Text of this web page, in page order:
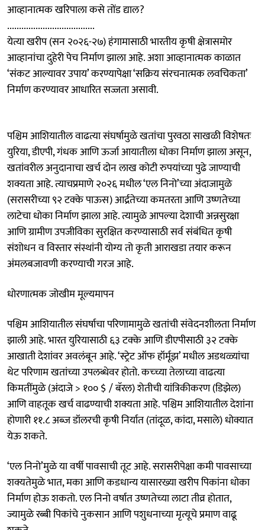
आव्हानात्मक खरिपाला कसे तोंड द्याल?
.....................................
येत्या खरीप (सन २०२६-२७) हंगामासाठी भारतीय कृषी क्षेत्रासमोर
आव्हानांचा दुहेरी पेच निर्माण झाला आहे. अशा आव्हानात्मक काळात
‘संकट आल्यावर उपाय’ करण्यापेक्षा ‘सक्रिय संरचनात्मक लवचिकता’
निर्माण करण्यावर आधारित सज्जता असावी.
पश्चिम आशियातील वाढत्या संघर्षामुळे खतांचा पुरवठा साखळी विशेषतः
युरिया, डीएपी, गंधक आणि ऊर्जा आयातीला धोका निर्माण झाला असून,
खतांवरील अनुदानाचा खर्च दोन लाख कोटी रुपयांच्या पुढे जाण्याची
शक्यता आहे. त्याचप्रमाणे २०२६ मधील ‘एल निनो’च्या अंदाजामुळे
(सरासरीच्या ९२ टक्के पाऊस) आर्द्रतेच्या कमतरता आणि उष्णतेच्या
लाटेचा धोका निर्माण झाला आहे. त्यामुळे आपल्या देशाची अन्नसुरक्षा
आणि ग्रामीण उपजीविका सुरक्षित करण्यासाठी सर्व संबंधित कृषी
संशोधन व विस्तार संस्थांनी योग्य तो कृती आराखडा तयार करून
अंमलबजावणी करण्याची गरज आहे.
धोरणात्मक जोखीम मूल्यमापन
पश्चिम आशियातील संघर्षाचा परिणामामुळे खतांची संवेदनशीलता निर्माण
झाली आहे. भारत युरियासाठी ६३ टक्के आणि डीएपीसाठी ३२ टक्के
आखाती देशांवर अवलंबून आहे. ‘स्ट्रेट ऑफ हॉर्मूझ’ मधील अडथळ्यांचा
थेट परिणाम खतांच्या उपलब्धेवर होतो. कच्च्या तेलाच्या वाढत्या
किमतींमुळे (अंदाजे > १०० $ / बॅरल) शेतीची यांत्रिकीकरण (डिझेल)
आणि वाहतूक खर्च वाढण्याची शक्यता आहे. पश्चिम आशियातील देशांना
होणारी ११.८ अब्ज डॉलरची कृषी निर्यात (तांदूळ, कांदा, मसाले) धोक्यात
येऊ शकते.
‘एल निनो’मुळे या वर्षी पावसाची तूट आहे. सरासरीपेक्षा कमी पावसाच्या
शक्यतेमुळे भात, मका आणि कडधान्य यासारख्या खरीप पिकांना धोका
निर्माण होऊ शकतो. एल निनो वर्षात उष्णतेच्या लाटा तीव्र होतात,
ज्यामुळे रब्बी पिकांचे नुकसान आणि पशुधनाच्या मृत्यूचे प्रमाण वाढू